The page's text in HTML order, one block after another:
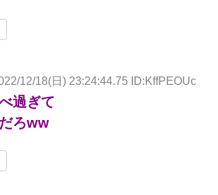
12/18(日) 23:24:44.75 ID:KffPEOUc
過ぎて
ろww